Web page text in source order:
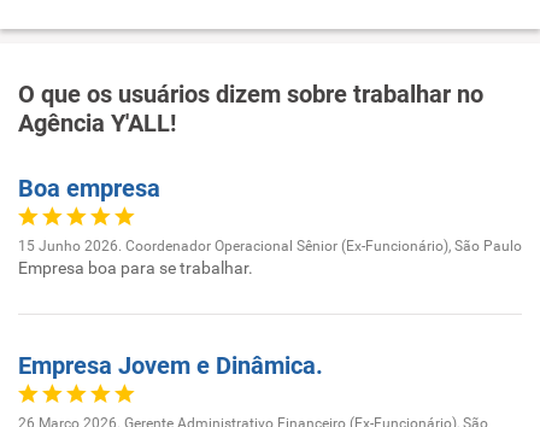
O que os usuários dizem sobre trabalhar no
Agência Y'ALL!
Boa empresa
15 Junho 2026. Coordenador Operacional Sênior (Ex-Funcionário), São Paulo
Empresa boa para se trabalhar.
Empresa Jovem e Dinâmica.
26 Março 2026. Gerente Administrativo Financeiro (Ex-Funcionário), São